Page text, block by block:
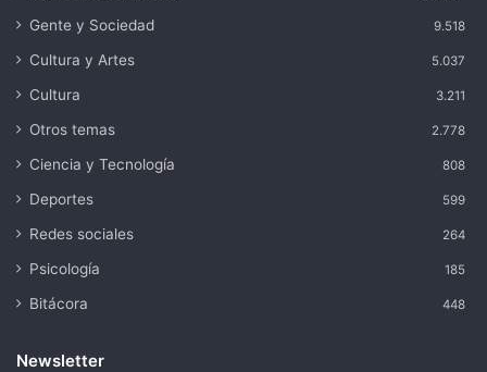
Gente y Sociedad 9.518
Cultura y Artes 5.037
Cultura 3.211
Otros temas 2.778
Ciencia y Tecnología 808
Deportes 599
Redes sociales 264
Psicología 185
Bitácora 448
Newsletter